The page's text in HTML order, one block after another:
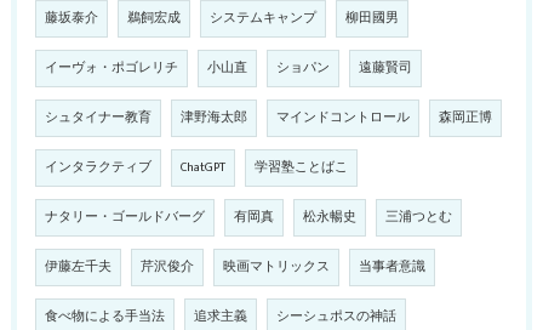
藤坂泰介 鵜飼宏成 システムキャンプ 柳田國男
イーヴォ・ポゴレリチ 小山直 ショパン 遠藤賢司
シュタイナー教育 津野海太郎 マインドコントロール 森岡正博
インタラクティブ ChatGPT 学習塾ことばこ
ナタリー・ゴールドバーグ 有岡真 松永暢史 三浦つとむ
伊藤左千夫 芹沢俊介 映画マトリックス 当事者意識
食べ物による手当法 追求主義 シーシュポスの神話